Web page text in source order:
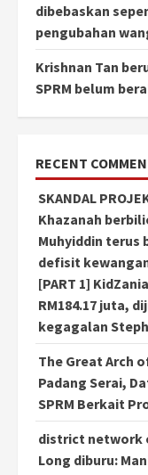
dibebaskan
pengubahan
Krishnan Tan
SPRM belum
RECENT
SKANDAL
Khazanah
Muhyiddin terus
defisit
[PART 1]
RM184.17 juta,
kegagalan
The Great Arch
Padang Serai,
SPRM Berkait
district network
Long diburu: